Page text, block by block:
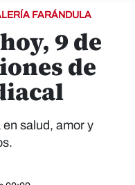
FARÁNDULA
9 de
de
salud, amor y